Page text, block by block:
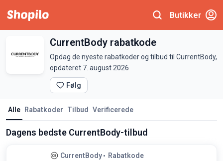
Butikker
CurrentBody rabatkode
Opdag de nyeste rabatkoder og tilbud til CurrentBody,
opdateret 7. august 2026
Følg
Alle Rabatkoder Tilbud Verificerede
Dagens bedste CurrentBody-tilbud
CurrentBody Rabatkode